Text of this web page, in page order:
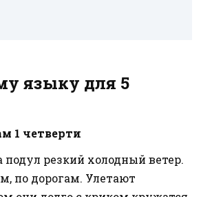
языку для 5
1 четверти
резкий холодный ветер.
по дорогам. Улетают